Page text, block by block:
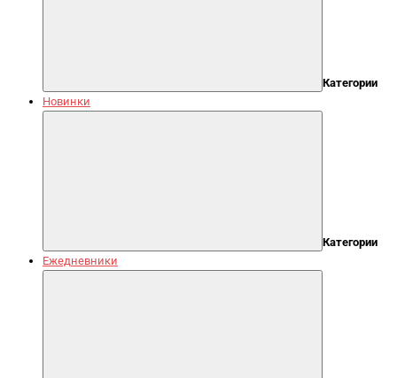
Категории
Новинки
Категории
Ежедневники